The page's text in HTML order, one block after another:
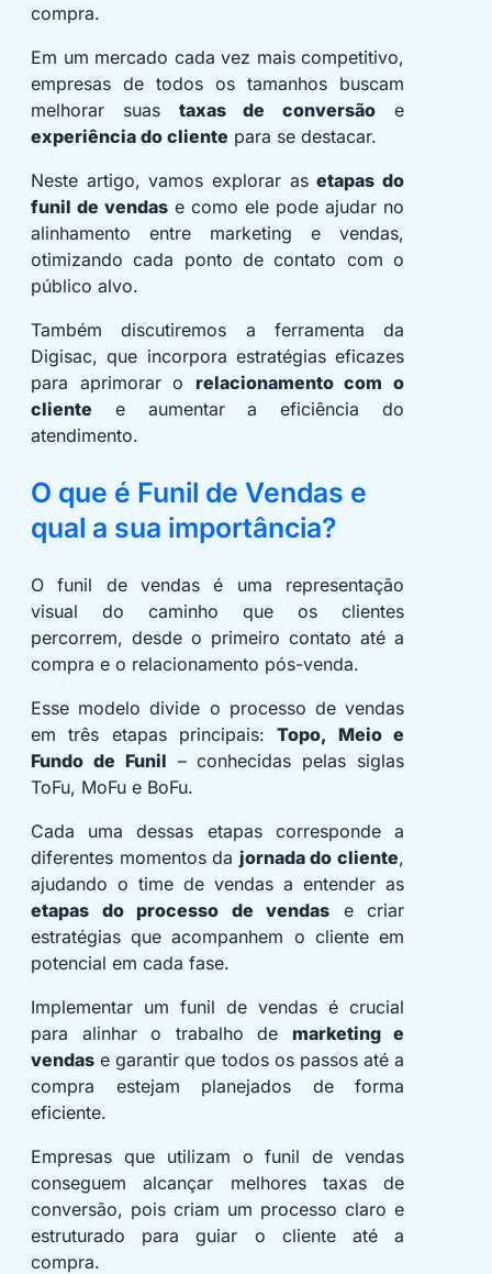
compra.
Em um mercado cada vez mais competitivo,
empresas de todos os tamanhos buscam
melhorar suas taxas de conversão e
experiência do cliente para se destacar.
Neste artigo, vamos explorar asetapas do
funil de vendas e como ele pode ajudar no
alinhamento entre marketing e vendas,
otimizando cada ponto de contato com o
público alvo.
Também discutiremos a ferramenta da
Digisac, que incorpora estratégias eficazes
para aprimorar o relacionamento com o
cliente e aumentar a eficiência do
atendimento.
O que é Funil de Vendas e
qual a sua importância?
O funil de vendas é uma representação
visual do caminho que os clientes
percorrem, desde o primeiro contato até a
compra e o relacionamento pós-venda.
Esse modelo divide o processo de vendas
em três etapas principais:Topo, Meio e
Fundo de Funil – conhecidas pelas siglas
ToFu, MoFu e BoFu.
Cada uma dessas etapas corresponde a
diferentes momentos da jornada do cliente,
ajudando o time de vendas a entender as
etapas do processo de vendas e criar
estratégias que acompanhem o cliente em
potencial em cada fase.
Implementar um funil de vendas é crucial
para alinhar o trabalho de marketing e
vendas e garantir que todos os passos até a
compra estejam planejados de forma
eficiente.
Empresas que utilizam o funil de vendas
conseguem alcançar melhores taxas de
conversão, pois criam um processo claro e
estruturado para guiar o cliente até a
compra.